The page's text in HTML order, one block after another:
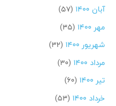
آبان ۱۴۰۰
(۵۷)
مهر ۱۴۰۰
(۳۵)
شهریور ۱۴۰۰
(۳۲)
مرداد ۱۴۰۰
(۳۰)
تیر ۱۴۰۰
(۶۰)
خرداد ۱۴۰۰
(۵۳)